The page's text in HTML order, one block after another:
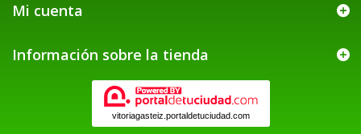
Mi cuenta
Información sobre la tienda
vitoriagasteiz.portaldetuciudad.com